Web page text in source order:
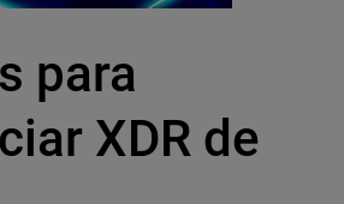
para
XDR de